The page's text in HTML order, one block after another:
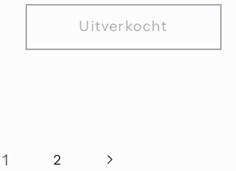
Uitverkocht
1 2